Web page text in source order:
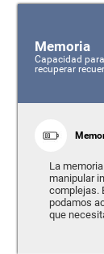
Memoria
Capacidad
recuperar
La
manipular
complejas.
podamos
que